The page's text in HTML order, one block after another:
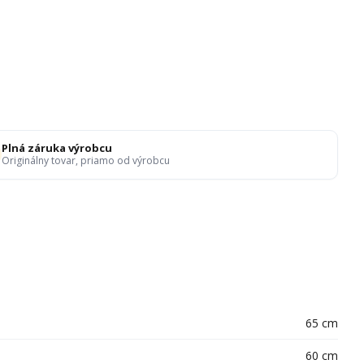
Plná záruka výrobcu
Originálny tovar, priamo od výrobcu
65 cm
60 cm